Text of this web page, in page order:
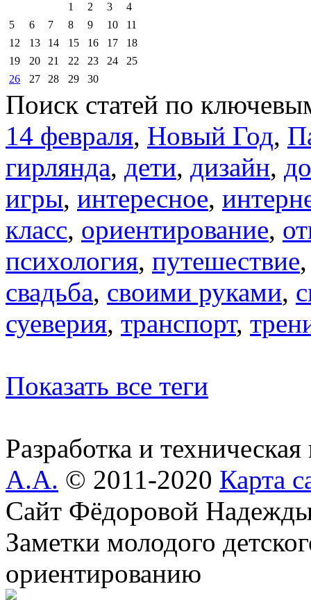
1
2 3
4
5
6 7 8 9 10
11
12
13 14 15 16 17
18
19
20 21 22 23 24
25
26
27 28 29 30
Поиск статей по
14 февраля, Новый Год,
гирлянда, дети, дизайн,
игры, интересное,
класс, ориентирование,
психология, путешествие
свадьба, своими руками,
суеверия, транспорт,
Показать все теги
Разработка и
А.А. © 2011-2020 Карта
Сайт Фёдоровой
Заметки молодого
ориентированию